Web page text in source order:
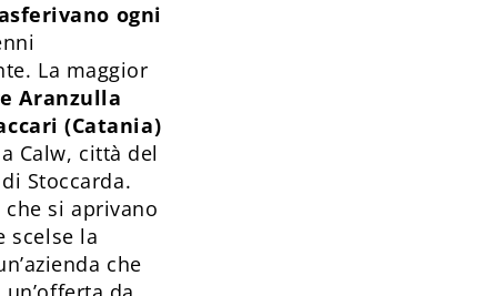
ogni
La maggior
Aranzulla
(Catania)
Calw, città del
Stoccarda.
si aprivano
scelse la
che